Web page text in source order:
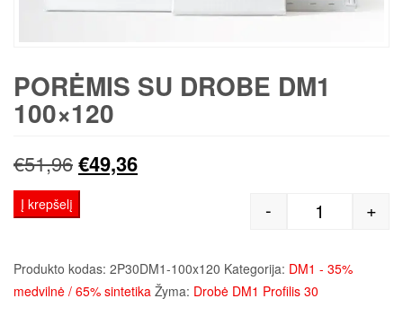
PORĖMIS SU DROBE DM1
100×120
€51,96Original
price
€51,96.
€49,36Current
€49,36.
produkto
- +
Į krepšelį
Produkto kodas: 2P30DM1-100x120 Kategorija: DM1 - 35%
medvilnė / 65% sintetika Žyma: Drobė DM1 Profilis 30